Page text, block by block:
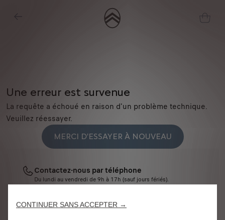
Une erreur est survenue
La requête a échoué en raison d'un problème technique.
Veuillez réessayer.
MERCI D'ESSAYER À NOUVEAU
Contactez-nous par téléphone
Du lundi au vendredi de 9h à 17h (sauf jours fériés).
CONTINUER SANS ACCEPTER →
Nous utilisons des cookies et/ou d’autres outils de suivi (les « Outils ») afin
de vous garantir la meilleure expérience possible sur notre site web. Ils nous
sécurité, la gestion du réseau et l’accessibilité. Les Outils améliorent la
convivialité et les performances grâce à diverses fonctionnalités telles que la
reconnaissance de la langue et les résultats de recherche, et améliorent
des Outils tiers afin de vous proposer des publicités plus pertinentes.